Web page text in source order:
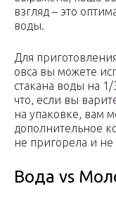
взгляд – это
воды.
Для
овса вы можете
стакана воды на 1/
что, если вы
на упаковке, вам
дополнительное
не пригорела и не
Вода vs